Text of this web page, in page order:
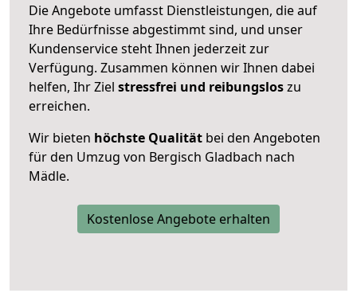
Die Angebote umfasst Dienstleistungen, die auf
Ihre Bedürfnisse abgestimmt sind, und unser
Kundenservice steht Ihnen jederzeit zur
Verfügung. Zusammen können wir Ihnen dabei
helfen, Ihr Ziel stressfrei und reibungsloszu
erreichen.
Wir bieten höchste Qualität bei den Angeboten
für den Umzug von Bergisch Gladbach nach
Mädle.
Kostenlose Angebote erhalten